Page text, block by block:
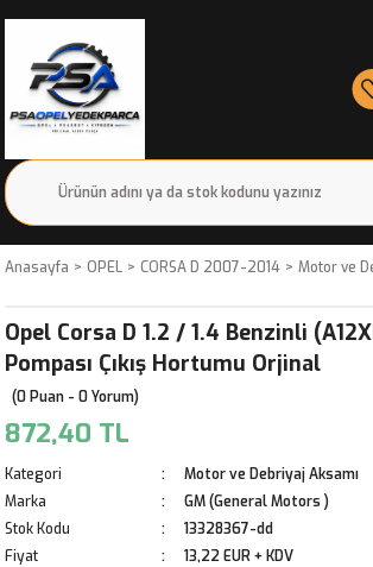
Anasayfa OPEL CORSA D 2007-2014 Motor ve
Opel Corsa D 1.2 / 1.4 Benzinli
Pompası Çıkış Hortumu Orjinal
(0 Puan - 0 Yorum)
872,40 TL
Kategori
Motor ve Debriyaj Aksamı
Marka
GM (General Motors )
Stok Kodu
13328367-dd
Fiyat
13,22 EUR + KDV